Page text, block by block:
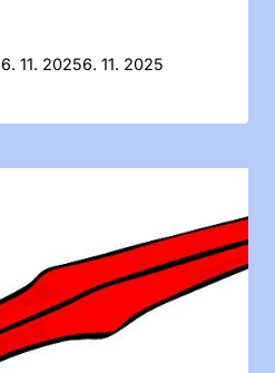
6. 11. 20256. 11. 2025